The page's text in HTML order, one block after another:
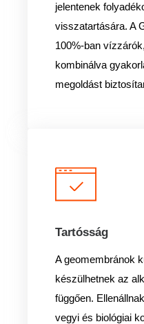
jelentenek
visszatartására. A
100%-ban
kombinálva
megoldást
Tartósság
A geomembránok
készülhetnek az
függően.
vegyi és biológiai